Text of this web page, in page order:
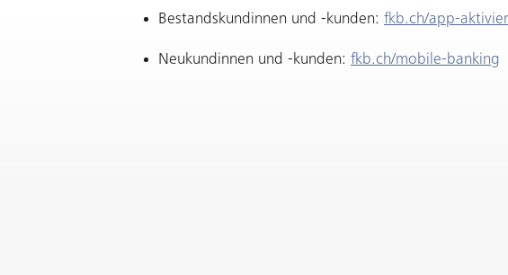
Bestandskundinnen und -kunden: fkb.ch/app-
Neukundinnen und -kunden: fkb.ch/mobile-banking